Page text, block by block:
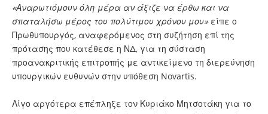
«Αναρωτιόμουν όλη μέρα αν άξιζε να έρθω και να
σπαταλήσω μέρος του πολύτιμου χρόνου μου»είπε ο
Πρωθυπουργός, αναφερόμενος στη συζήτηση επί της
πρότασης που κατέθεσε η ΝΔ, για τη σύσταση
προανακριτικής επιτροπής με αντικείμενο τη διερεύνηση
υπουργικών ευθυνών στην υπόθεση Novartis.
Λίγο αργότερα επέπληξε τον Κυριάκο Μητσοτάκη για το